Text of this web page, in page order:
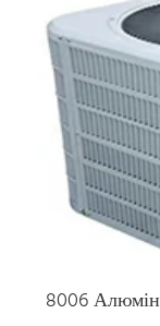
8006